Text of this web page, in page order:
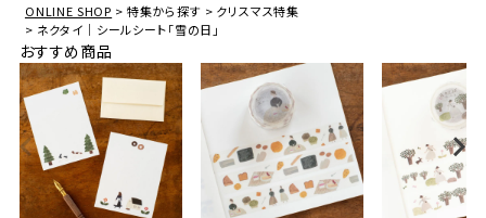
ONLINE SHOP
特集から探す
クリスマス特集
ネクタイ｜シールシート「雪の日」
おすすめ商品